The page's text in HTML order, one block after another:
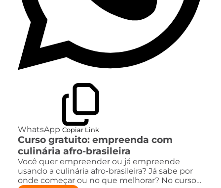
WhatsApp Copiar Link
Curso gratuito: empreenda com
culinária afro-brasileira
Você quer empreender ou já empreende
usando a culinária afro-brasileira? Já sabe por
onde começar ou no que melhorar? No curso…